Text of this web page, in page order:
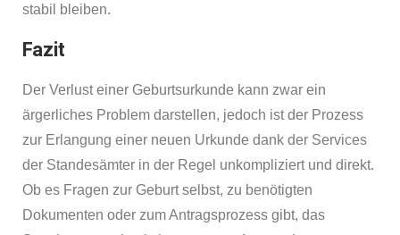
stabil bleiben.
Fazit
Der Verlust einer Geburtsurkunde kann zwar ein
ärgerliches Problem darstellen, jedoch ist der Prozess
zur Erlangung einer neuen Urkunde dank der Services
der Standesämter in der Regel unkompliziert und direkt.
Ob es Fragen zur Geburt selbst, zu benötigten
Dokumenten oder zum Antragsprozess gibt, das